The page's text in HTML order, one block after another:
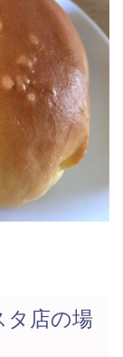
タ店の場